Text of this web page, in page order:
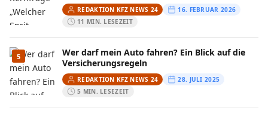
REDAKTION KFZ NEWS 24
16. FEBRUAR 2026
11 MIN. LESEZEIT
5
Wer darf mein Auto fahren? Ein Blick auf die
Versicherungsregeln
REDAKTION KFZ NEWS 24
28. JULI 2025
5 MIN. LESEZEIT